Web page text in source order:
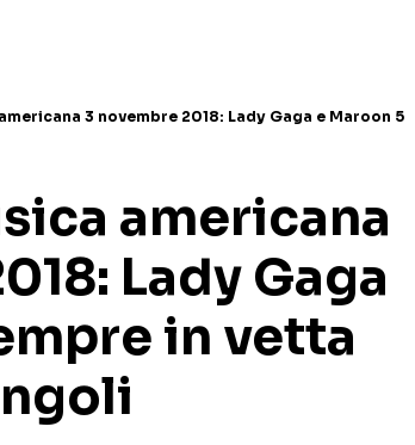
3 novembre 2018: Lady Gaga e Maroon 5
americana
Lady Gaga
in vetta